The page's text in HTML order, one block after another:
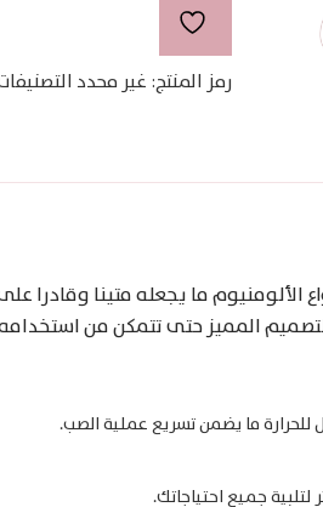
الالمنيوم
رمز المنتج: غير محدد
ما يجعله متينا وقادرا
المميز حتى تتمكن من استخدامه
للحرارة ما يضمن تسريع عملية الصب.